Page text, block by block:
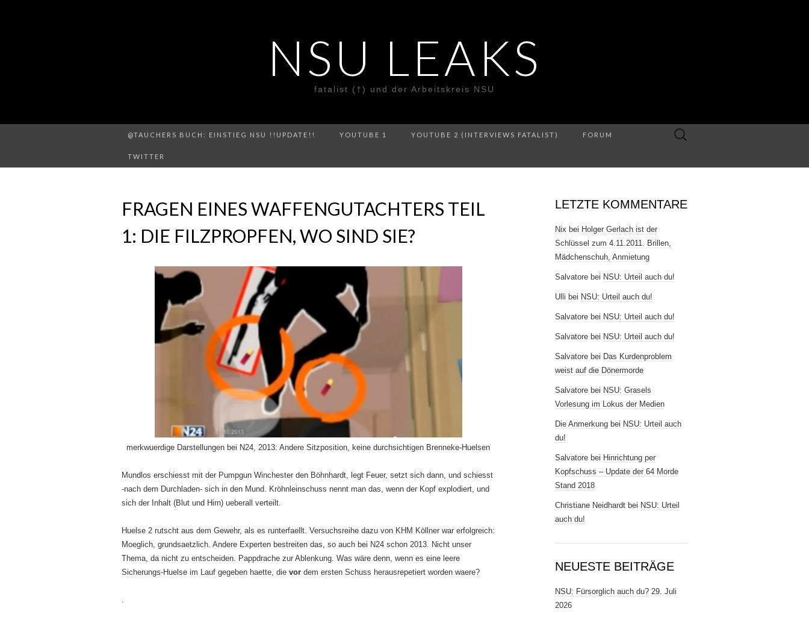
NSU LEAKS
fatalist (†) und der Arbeitskreis NSU
@TAUCHERS BUCH: EINSTIEG NSU !!UPDATE!! YOUTUBE 1 YOUTUBE 2 (INTERVIEWS FATALIST) FORUM
TWITTER
Suche
FRAGEN EINES WAFFENGUTACHTERS TEIL
1: DIE FILZPROPFEN, WO SIND SIE?
merkwuerdige Darstellungen bei N24, 2013: Andere Sitzposition, keine durchsichtigen Brenneke-Huelsen
Mundlos erschiesst mit der Pumpgun Winchester den Böhnhardt, legt Feuer, setzt sich dann, und schiesst
-nach dem Durchladen- sich in den Mund. Kröhnleinschuss nennt man das, wenn der Kopf explodiert, und
sich der Inhalt (Blut und Hirn) ueberall verteilt.
Huelse 2 rutscht aus dem Gewehr, als es runterfaellt. Versuchsreihe dazu von KHM Köllner war erfolgreich:
Moeglich, grundsaetzlich. Andere Experten bestreiten das, so auch bei N24 schon 2013. Nicht unser
Thema, da nicht zu entscheiden. Pappdrache zur Ablenkung. Was wäre denn, wenn es eine leere
Sicherungs-Huelse im Lauf gegeben haette, die vor dem ersten Schuss herausrepetiert worden waere?
.
LETZTE KOMMENTARE
Nix bei Holger Gerlach ist der
Schlüssel zum 4.11.2011. Brillen,
Mädchenschuh, Anmietung
Salvatore bei NSU: Urteil auch du!
Ulli bei NSU: Urteil auch du!
Salvatore bei NSU: Urteil auch du!
Salvatore bei NSU: Urteil auch du!
Salvatore bei Das Kurdenproblem
weist auf die Dönermorde
Salvatore bei NSU: Grasels
Vorlesung im Lokus der Medien
Die Anmerkung bei NSU: Urteil auch
du!
Salvatore bei Hinrichtung per
Kopfschuss – Update der 64 Morde
Stand 2018
Christiane Neidhardt bei NSU: Urteil
auch du!
NEUESTE BEITRÄGE
NSU: Fürsorglich auch du? 29. Juli
2026